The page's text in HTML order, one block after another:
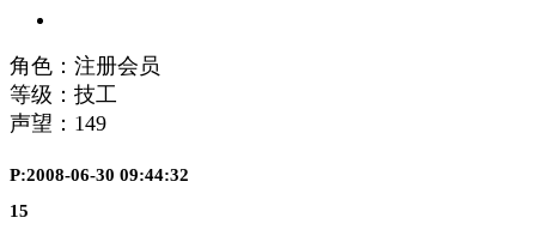
角色：注册会员
等级：技工
声望： 149
P:2008-06-30 09:44:32
15